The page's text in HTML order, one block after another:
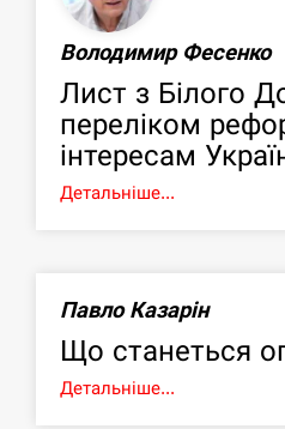
Володимир Фесенко
Лист з Білого
переліком
інтересам
Детальніше...
Павло Казарін
Що станеться
Детальніше...